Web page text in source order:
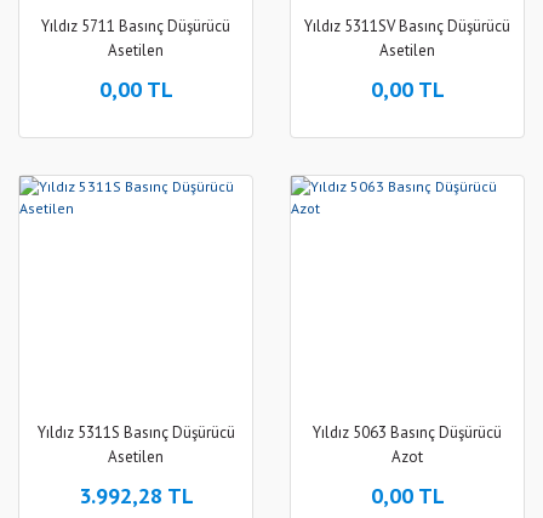
Yıldız 5711 Basınç Düşürücü
Asetilen
0,00 TL
Yıldız 5311SV Basınç Düşürücü
Asetilen
0,00 TL
Yıldız 5311S Basınç Düşürücü
Asetilen
3.992,28 TL
Yıldız 5063 Basınç Düşürücü
Azot
0,00 TL